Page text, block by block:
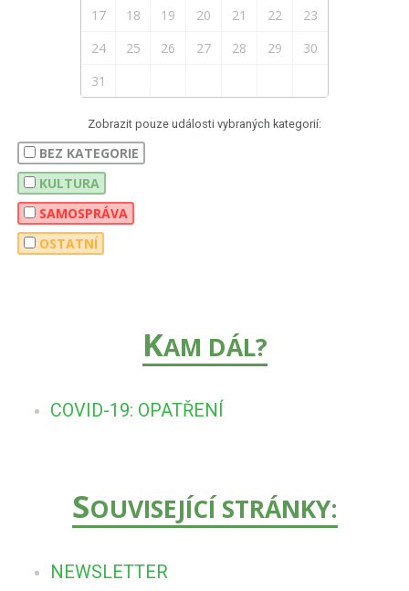
17
18 19 20 21 22
23
24
25 26 27 28 29
30
31
Zobrazit pouze události vybraných kategorií:
BEZ KATEGORIE
KULTURA
SAMOSPRÁVA
OSTATNÍ
KAM DÁL?
COVID-19: OPATŘENÍ
SOUVISEJÍCÍ STRÁNKY:
NEWSLETTER